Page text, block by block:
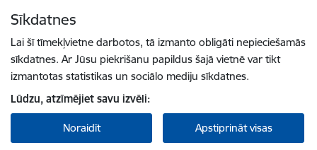
Sīkdatnes
Lai šī tīmekļvietne darbotos, tā izmanto obligāti nepieciešamās
sīkdatnes. Ar Jūsu piekrišanu papildus šajā vietnē var tikt
izmantotas statistikas un sociālo mediju sīkdatnes.
Lūdzu, atzīmējiet savu izvēli:
Noraidīt Apstiprināt visas